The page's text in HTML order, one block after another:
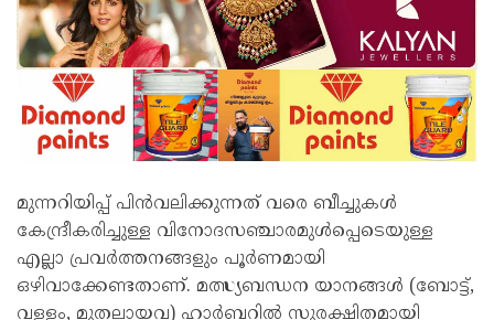
മുന്നറിയിപ്പ് പിൻവലിക്കുന്നത് വരെ ബീച്ചുകള്‍
കേന്ദ്രീകരിച്ചുള്ള വിനോദസഞ്ചാരമുള്‍പ്പെടെയുള്ള
എല്ലാ പ്രവർത്തനങ്ങളും പൂർണമായി
ഒഴിവാക്കേണ്ടതാണ്. മത്സ്യബന്ധന യാനങ്ങള്‍ (ബോട്ട്,
വള്ളം, മുതലായവ) ഹാർബറില്‍ സുരക്ഷിതമായി